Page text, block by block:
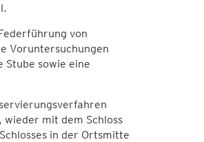
von
Voruntersuchungen
sowie eine
mit dem Schloss
in der Ortsmitte